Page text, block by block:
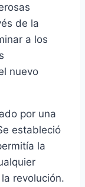
de la
a los
nuevo
por una
estableció
la
revolución.